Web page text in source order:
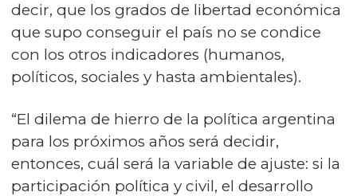
decir, que los grados de libertad económica
que supo conseguir el país no se condice
con los otros indicadores (humanos,
políticos, sociales y hasta ambientales).
“El dilema de hierro de la política argentina
para los próximos años será decidir,
entonces, cuál será la variable de ajuste: si la
participación política y civil, el desarrollo